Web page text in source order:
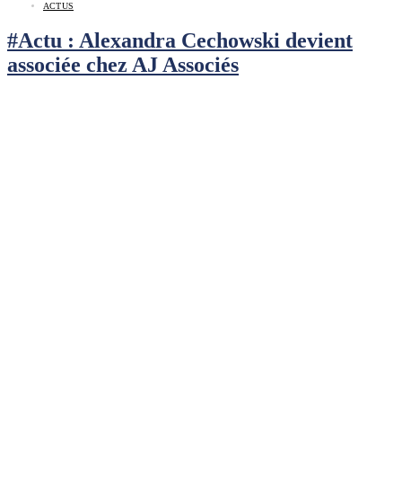
ACTUS
#Actu : Alexandra Cechowski devient
associée chez AJ Associés